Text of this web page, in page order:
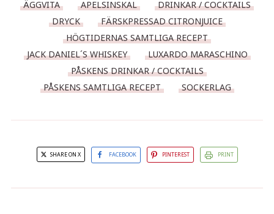
ÄGGVITA APELSINSKAL
DRINKAR / COCKTAILS
DRYCK
FÄRSKPRESSAD CITRONJUICE
HÖGTIDERNAS SAMTLIGA RECEPT
JACK DANIEL´S WHISKEY
LUXARDO MARASCHINO
PÅSKENS DRINKAR / COCKTAILS
PÅSKENS SAMTLIGA RECEPT
SOCKERLAG
SHARE ON X FACEBOOK PINTEREST PRINT